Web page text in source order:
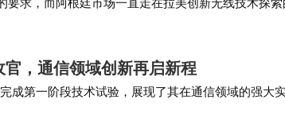
键问题及其解答：
的加密软件服务，它不仅与NSA CSfC组
要求，而阿根廷市场一直走在拉美创新无线技术探
更易大规模部署的Sub3.5G TDD+FDD 3CC…
，通信领域创新再启新程
成第一阶段技术试验，展现了其在通信领域的强大
业界普遍认为，6G网络将实现地面与卫星通信的融